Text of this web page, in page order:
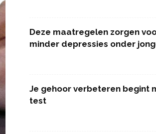
Deze maatregelen zorgen
minder depressies onder
Je gehoor verbeteren begint
test